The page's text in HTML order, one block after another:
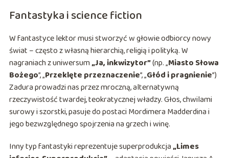
Fantastyka i science fiction
W fantastyce lektor musi stworzyć w głowie odbiorcy nowy
świat – często z własną hierarchią, religią i polityką. W
nagraniach z uniwersum„Ja, inkwizytor”(np. „Miasto Słowa
Bożego”, „Przeklęte przeznaczenie”, „Głód i pragnienie”)
Zadura prowadzi nas przez mroczną, alternatywną
rzeczywistość twardej, teokratycznej władzy. Głos, chwilami
surowy i szorstki, pasuje do postaci Mordimera Madderdina i
jego bezwzględnego spojrzenia na grzech i winę.
Inny typ fantastyki reprezentuje superprodukcja„Limes